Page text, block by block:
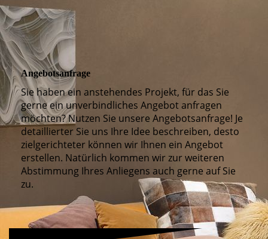
Angebotsanfrage
Sie haben ein anstehendes Projekt, für das Sie
gerne ein unverbindliches Angebot anfragen
möchten? Nutzen Sie unsere Angebotsanfrage! Je
detaillierter Sie uns Ihre Idee beschreiben, desto
zielgerichteter können wir Ihnen ein Angebot
erstellen. Natürlich kommen wir zur weiteren
Abstimmung Ihres Anliegens auch gerne auf Sie
zu.